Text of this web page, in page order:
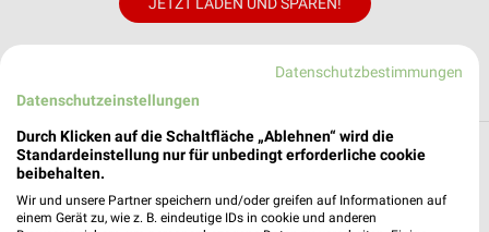
JETZT LADEN UND SPAREN!
Weitere Zeemann Geschäfte mit Angeboten
in und um Langenfeld (Rheinland)
Datenschutzbestimmungen
Datenschutzeinstellungen
Durch Klicken auf die Schaltfläche „Ablehnen“ wird die
Standardeinstellung nur für unbedingt erforderliche cookie
beibehalten.
Wir und unsere Partner speichern und/oder greifen auf Informationen auf
einem Gerät zu, wie z. B. eindeutige IDs in cookie und anderen